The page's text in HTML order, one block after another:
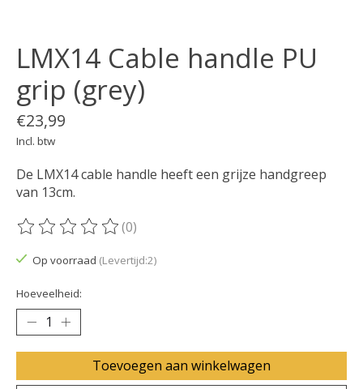
LMX14 Cable handle PU
grip (grey)
€23,99
Incl. btw
De LMX14 cable handle heeft een grijze handgreep
van 13cm.
De beoordeling van dit product is
(0)
Op voorraad (Levertijd:2)
Hoeveelheid:
Toevoegen aan winkelwagen